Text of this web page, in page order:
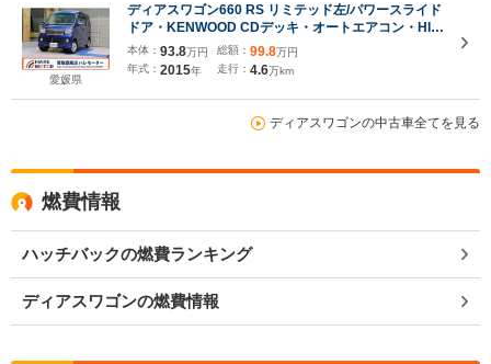
愛媛県
ディアスワゴン660 RS リミテッド左/パワースライド
ドア・KENWOOD CDデッキ・オートエアコン・HID
ヘッドライト・フォグランプ・ウィンカーミラー・リ
ヤスポイラー・電動格納ミラー・取扱説明書
本体： 93.8万円
年式： 2015年
総額： 99.8万円
走行： 4.6万km
ディアスワゴンの中古車全てを見る
燃費情報
ハッチバックの燃費ランキング
ディアスワゴンの燃費情報